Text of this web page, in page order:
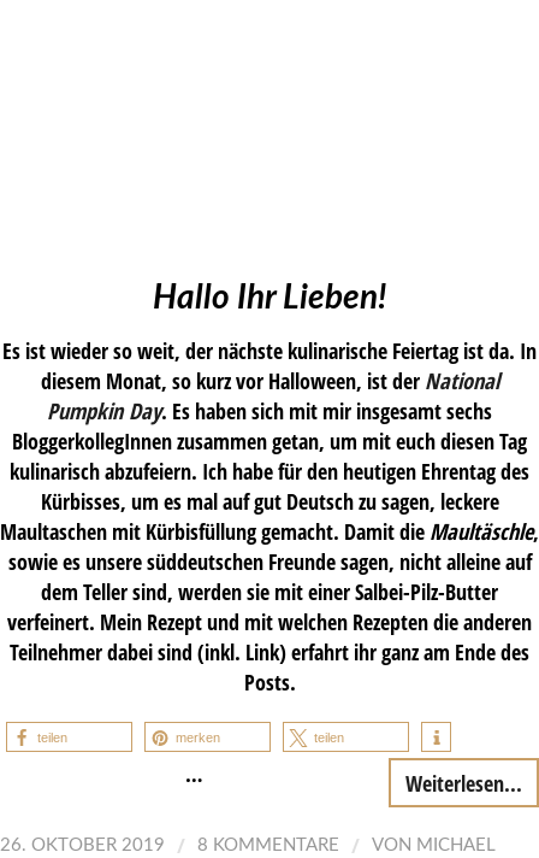
Hallo Ihr Lieben!
Es ist wieder so weit, der nächste kulinarische Feiertag ist da. In
diesem Monat, so kurz vor Halloween, ist der National
Pumpkin Day. Es haben sich mit mir insgesamt sechs
BloggerkollegInnen zusammen getan, um mit euch diesen Tag
kulinarisch abzufeiern. Ich habe für den heutigen Ehrentag des
Kürbisses, um es mal auf gut Deutsch zu sagen, leckere
Maultaschen mit Kürbisfüllung gemacht. Damit die Maultäschle,
sowie es unsere süddeutschen Freunde sagen, nicht alleine auf
dem Teller sind, werden sie mit einer Salbei-Pilz-Butter
verfeinert. Mein Rezept und mit welchen Rezepten die anderen
Teilnehmer dabei sind (inkl. Link) erfahrt ihr ganz am Ende des
Posts.
teilen merken teilen
… Weiterlesen...
26. OKTOBER 2019 / 8 KOMMENTARE / VON MICHAEL